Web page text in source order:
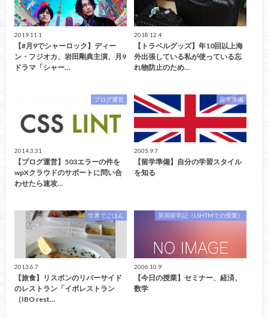
2019.11.1
【#月9でシャーロック】ディー
ン・フジオカ、岩田剛典主演、月9
ドラマ「シャー…
2018.12.4
【トラベルグッズ】年10回以上海
外出張している私が使っている忘
れ物防止のため…
ブログ運営
2014.3.31
【ブログ運営】503エラーの件を
wpXクラウドのサポートに問い合
わせたら速攻…
留学準備
2005.9.7
【留学準備】自分の学習スタイル
を知る
世界でごはん
2013.6.7
【旅食】リスボンのリバーサイド
のレストラン「イボレストラン
（IBO rest…
英国留学記（LSHTMでの授業）
2006.10.9
【今日の授業】セミナー、経済、
数学